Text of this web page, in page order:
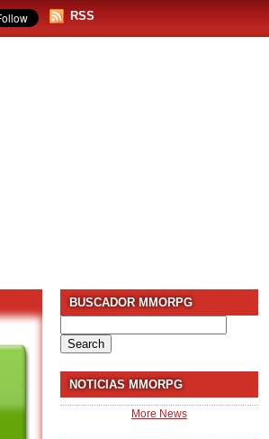
RSS
BUSCADOR MMORPG
for:
NOTICIAS MMORPG
More News